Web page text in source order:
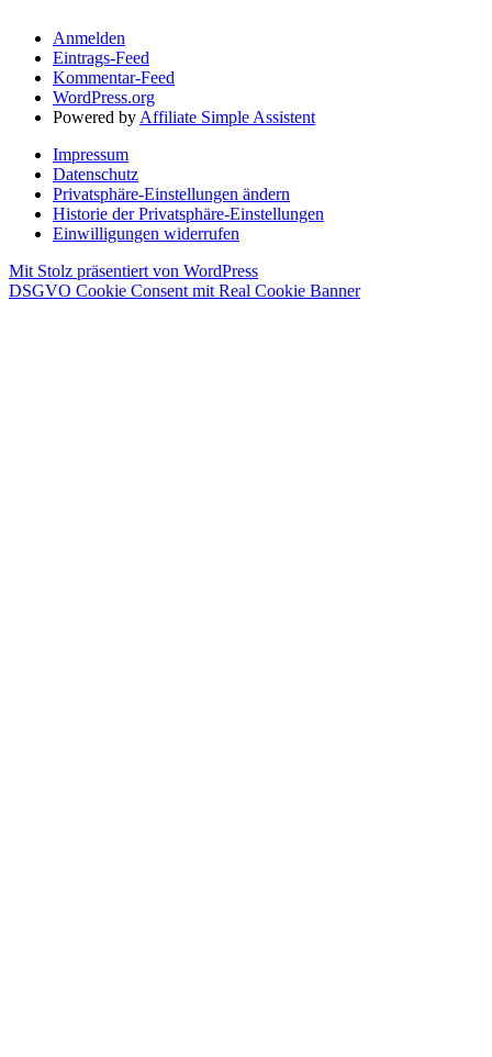
Anmelden
Eintrags-Feed
Kommentar-Feed
WordPress.org
Powered by Affiliate Simple Assistent
Impressum
Datenschutz
Privatsphäre-Einstellungen ändern
Historie der Privatsphäre-Einstellungen
Einwilligungen widerrufen
Mit Stolz präsentiert von WordPress
DSGVO Cookie Consent mit Real Cookie Banner